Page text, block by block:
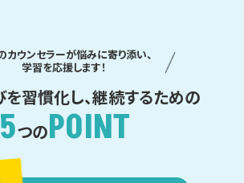
カウンセラーが悩みに寄り添い、
学習を応援します！
習慣化し、継続するための
5つのPOINT